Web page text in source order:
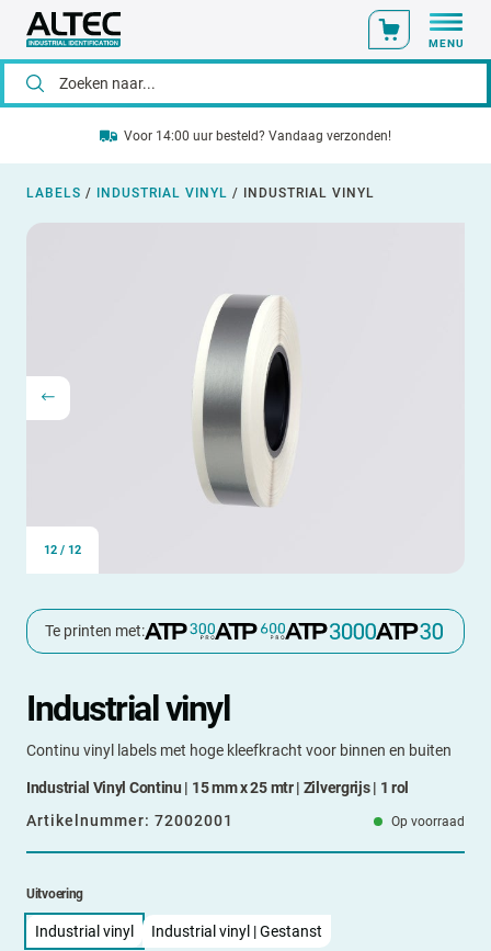
MENU
Voor 14:00 uur besteld? Vandaag verzonden!
LABELS / INDUSTRIAL VINYL / INDUSTRIAL VINYL
12 / 12
Te printen met:
Industrial vinyl
Continu vinyl labels met hoge kleefkracht voor binnen en buiten
Industrial Vinyl Continu | 15 mm x 25 mtr | Zilvergrijs | 1 rol
Artikelnummer: 72002001 Op voorraad
Uitvoering
Industrial vinyl Industrial vinyl | Gestanst